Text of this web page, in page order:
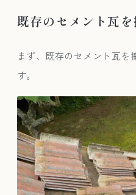
既存のセメント瓦
まず、既存のセメント瓦を
す。